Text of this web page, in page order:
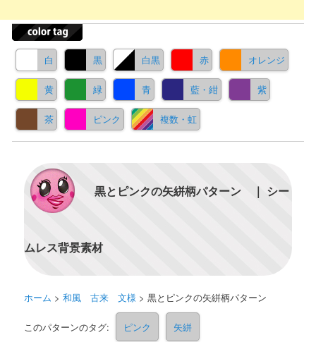
白 黒 白黒 赤 オレンジ
黄 緑 青 藍・紺 紫
茶 ピンク 複数・虹
黒とピンクの矢絣柄パターン ｜ シー
ムレス背景素材
ホーム >和風 古来 文様 >黒とピンクの矢絣柄パターン
このパターンのタグ: ピンク 矢絣